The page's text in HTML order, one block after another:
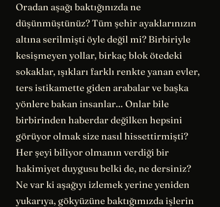
Oradan aşağı baktığınızda ne
düşünmüştünüz? Tüm şehir ayaklarınızın
altına serilmişti öyle değil mi? Birbiriyle
kesişmeyen yollar, birkaç blok ötedeki
sokaklar, ışıkları farklı renkte yanan evler,
ters istikamette giden arabalar ve başka
yönlere bakan insanlar… Onlar bile
birbirinden haberdar değilken hepsini
görüyor olmak size nasıl hissettirmişti?
Her şeyi biliyor olmanın verdiği bir
hakimiyet duygusu belki de, ne dersiniz?
Ne var ki aşağıyı izlemek yerine yeniden
yukarıya, gökyüzüne baktığımızda işlerin